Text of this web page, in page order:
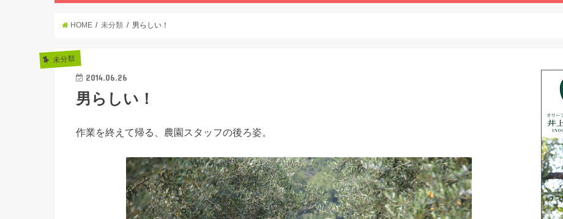
HOME 未分類 男らしい！
未分類
2014.06.26
男らしい！
作業を終えて帰る、農園スタッフの後ろ姿。